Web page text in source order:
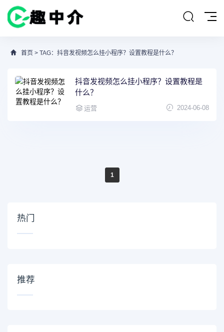
首页 > TAG：抖音发视频怎么挂小程序？设置教程是什么？
抖音发视频怎么挂小程序？设置教程是
什么？
运营 2024-06-08
1
热门
推荐